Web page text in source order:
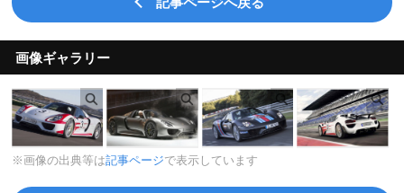
画像ギャラリー
※画像の出典等は記事ページで表示しています